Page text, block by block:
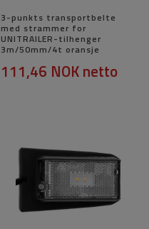
3-punkts transportbelte
med strammer for
UNITRAILER-tilhenger
3m/50mm/4t oransje
111,46 NOKnetto